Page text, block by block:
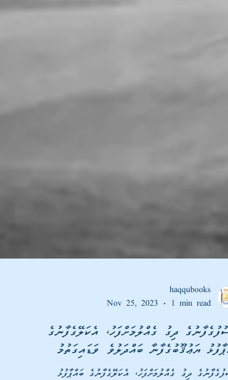
Nov 25, 2023
1 min read
ދިގު ގެއްލުމަށްފަހު، އެކަލޭގެފާނުގެ
ޔަޢުޤޫބުގެފާނާ ބައްދަލުވެ ވަޑައިގަތުމު